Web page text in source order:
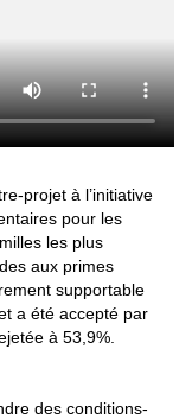
projet à l’initiative
pour les
les plus
aux primes
supportable
a été accepté par
à 53,9%.
des conditions-